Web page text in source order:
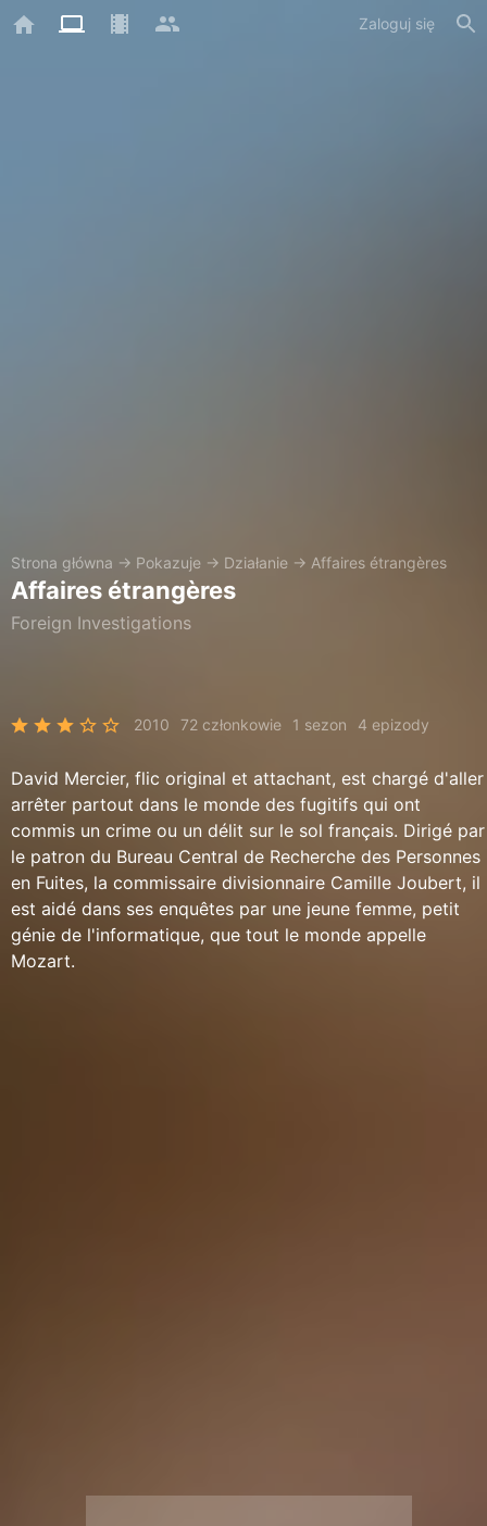
Zaloguj się
Strona główna → Pokazuje → Działanie → Affaires étrangères
Affaires étrangères
Foreign Investigations
2010 72 członkowie 1 sezon 4 epizody
David Mercier, flic original et attachant, est chargé d'aller
arrêter partout dans le monde des fugitifs qui ont
commis un crime ou un délit sur le sol français. Dirigé par
le patron du Bureau Central de Recherche des Personnes
en Fuites, la commissaire divisionnaire Camille Joubert, il
est aidé dans ses enquêtes par une jeune femme, petit
génie de l'informatique, que tout le monde appelle
Mozart.